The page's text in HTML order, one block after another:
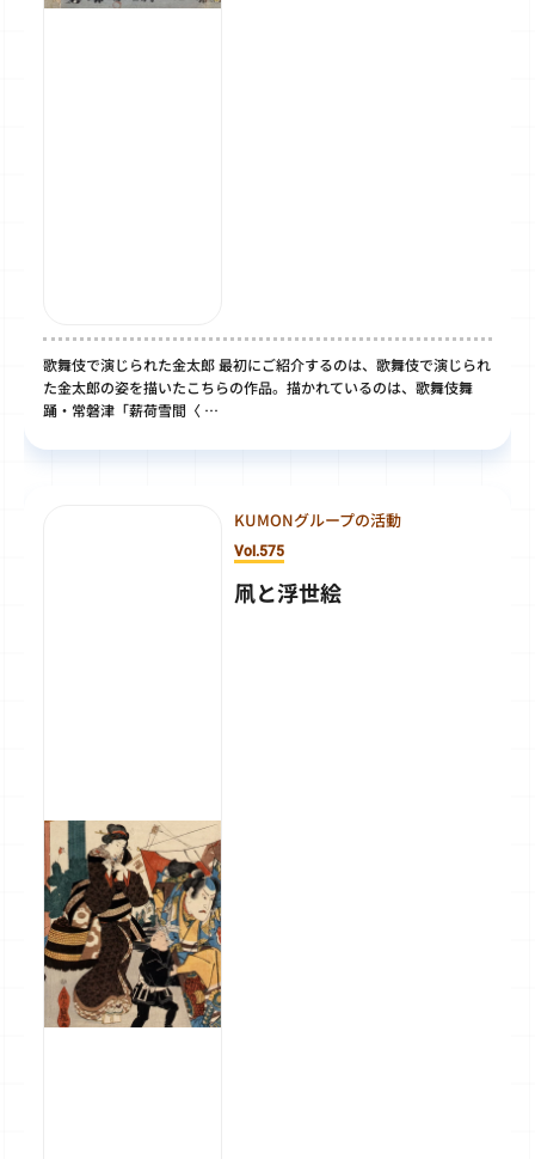
歌舞伎で演じられた金太郎 最初にご紹介するのは、歌舞伎で演じられ
た金太郎の姿を描いたこちらの作品。描かれているのは、歌舞伎舞
踊・常磐津「薪荷雪間〈 …
KUMONグループの活動
Vol.575
凧と浮世絵